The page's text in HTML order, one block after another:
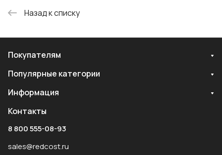
Назад к списку
Покупателям
Популярные категории
Информация
Контакты
8 800 555-08-93
sales@redcost.ru